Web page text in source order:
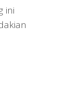
ini